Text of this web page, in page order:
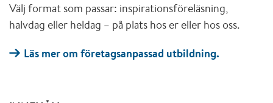
Välj format som passar: inspirationsföreläsning,
halvdag eller heldag – på plats hos er eller hos oss.
Läs mer om företagsanpassad utbildning.